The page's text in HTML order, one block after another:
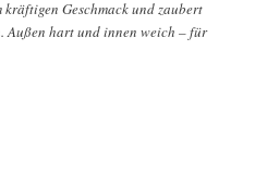
Geschmack und zaubert
Außen hart und innen weich – für